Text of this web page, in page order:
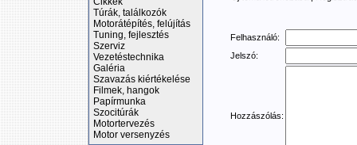
Túrák, találkozók
Motorátépítés, felújítás
Tuning, fejlesztés
Szerviz
Vezetéstechnika
Galéria
Szavazás kiértékelése
Filmek, hangok
Papírmunka
Szocitúrák
Motortervezés
Motor versenyzés
Felhasználó:
Jelszó:
Hozzászólás: